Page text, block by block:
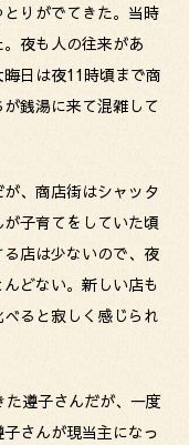
りがでてきた。当時
夜も人の往来があ
日は夜11時頃まで商
銭湯に来て混雑して
、商店街はシャッタ
子育てをしていた頃
店は少ないので、夜
どない。新しい店も
ると寂しく感じられ
遵子さんだが、一度
さんが現当主になっ